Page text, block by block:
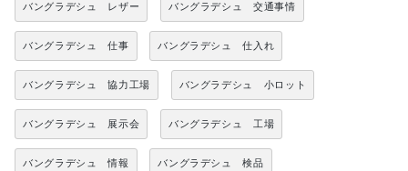
バングラデシュ レザー バングラデシュ 交通事情
バングラデシュ 仕事 バングラデシュ 仕入れ
バングラデシュ 協力工場 バングラデシュ 小ロット
バングラデシュ 展示会 バングラデシュ 工場
バングラデシュ 情報 バングラデシュ 検品